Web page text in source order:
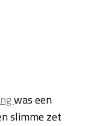
was een
slimme zet